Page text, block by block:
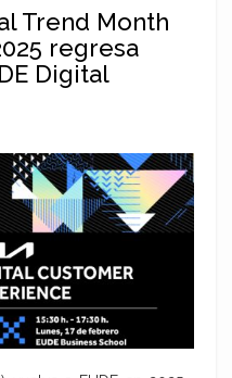
Trend Month
regresa
Digital